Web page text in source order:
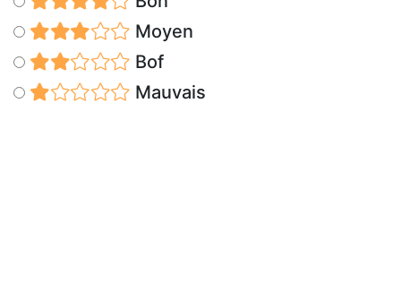
Moyen
Bof
Mauvais